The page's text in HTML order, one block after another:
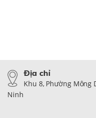
Địa chỉ
Khu 8, Phường Mông
Ninh